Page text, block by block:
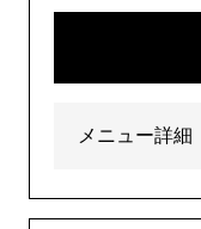
メニュー詳細